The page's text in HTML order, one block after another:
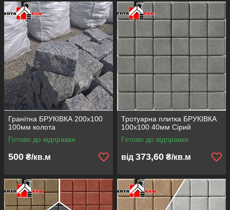
Гранітна БРУКІВКА 200х100
100мм колота
Готово до відправки
500 ₴/кв.м
Тротуарна плитка БРУКІВКА
100х100 40мм Сірий
Готово до відправки
від 373,60 ₴/кв.м